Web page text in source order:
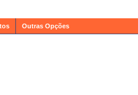
Outras Opções